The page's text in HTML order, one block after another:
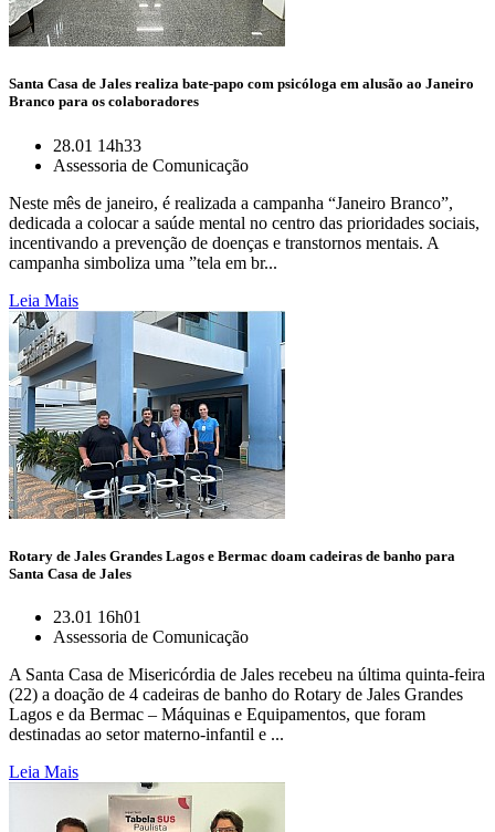
Santa Casa de Jales realiza bate-papo com psicóloga em alusão ao Janeiro
Branco para os colaboradores
28.01 14h33
Assessoria de Comunicação
Neste mês de janeiro, é realizada a campanha “Janeiro Branco”,
dedicada a colocar a saúde mental no centro das prioridades sociais,
incentivando a prevenção de doenças e transtornos mentais. A
campanha simboliza uma ”tela em br...
Leia Mais
Rotary de Jales Grandes Lagos e Bermac doam cadeiras de banho para
Santa Casa de Jales
23.01 16h01
Assessoria de Comunicação
A Santa Casa de Misericórdia de Jales recebeu na última quinta-feira
(22) a doação de 4 cadeiras de banho do Rotary de Jales Grandes
Lagos e da Bermac – Máquinas e Equipamentos, que foram
destinadas ao setor materno-infantil e ...
Leia Mais